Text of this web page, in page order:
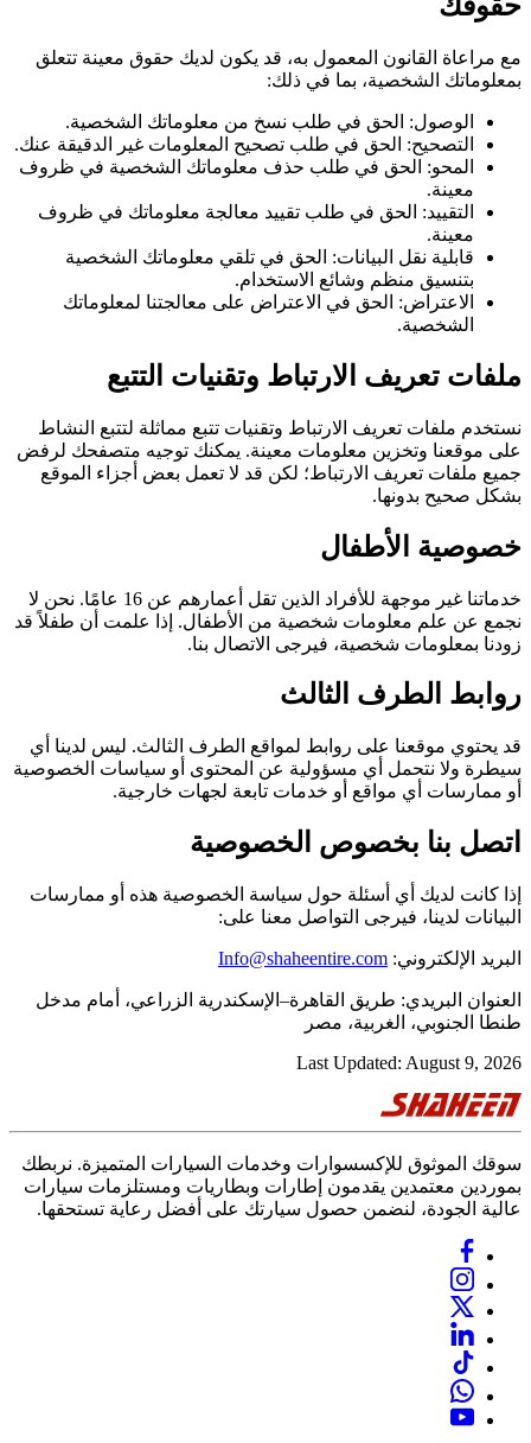
مع مراعاة القانون المعمول به، قد يكون لديك حقوق معينة تتعلق
بمعلوماتك الشخصية، بما في ذلك:
الوصول: الحق في طلب نسخ من معلوماتك الشخصية.
التصحيح: الحق في طلب تصحيح المعلومات غير الدقيقة عنك.
المحو: الحق في طلب حذف معلوماتك الشخصية في ظروف
معينة.
التقييد: الحق في طلب تقييد معالجة معلوماتك في ظروف
معينة.
قابلية نقل البيانات: الحق في تلقي معلوماتك الشخصية
بتنسيق منظم وشائع الاستخدام.
الاعتراض: الحق في الاعتراض على معالجتنا لمعلوماتك
الشخصية.
ملفات تعريف الارتباط وتقنيات التتبع
نستخدم ملفات تعريف الارتباط وتقنيات تتبع مماثلة لتتبع النشاط
على موقعنا وتخزين معلومات معينة. يمكنك توجيه متصفحك لرفض
جميع ملفات تعريف الارتباط؛ لكن قد لا تعمل بعض أجزاء الموقع
بشكل صحيح بدونها.
خصوصية الأطفال
خدماتنا غير موجهة للأفراد الذين تقل أعمارهم عن 16 عامًا. نحن لا
نجمع عن علم معلومات شخصية من الأطفال. إذا علمت أن طفلاً قد
زودنا بمعلومات شخصية، فيرجى الاتصال بنا.
روابط الطرف الثالث
قد يحتوي موقعنا على روابط لمواقع الطرف الثالث. ليس لدينا أي
سيطرة ولا نتحمل أي مسؤولية عن المحتوى أو سياسات الخصوصية
أو ممارسات أي مواقع أو خدمات تابعة لجهات خارجية.
اتصل بنا بخصوص الخصوصية
إذا كانت لديك أي أسئلة حول سياسة الخصوصية هذه أو ممارسات
البيانات لدينا، فيرجى التواصل معنا على:
البريد الإلكتروني: Info@shaheentire.com
العنوان البريدي: طريق القاهرة–الإسكندرية الزراعي، أمام مدخل
طنطا الجنوبي، الغربية، مصر
Last Updated: August 9, 2026
سوقك الموثوق للإكسسوارات وخدمات السيارات المتميزة. نربطك
بموردين معتمدين يقدمون إطارات وبطاريات ومستلزمات سيارات
عالية الجودة، لنضمن حصول سيارتك على أفضل رعاية تستحقها.